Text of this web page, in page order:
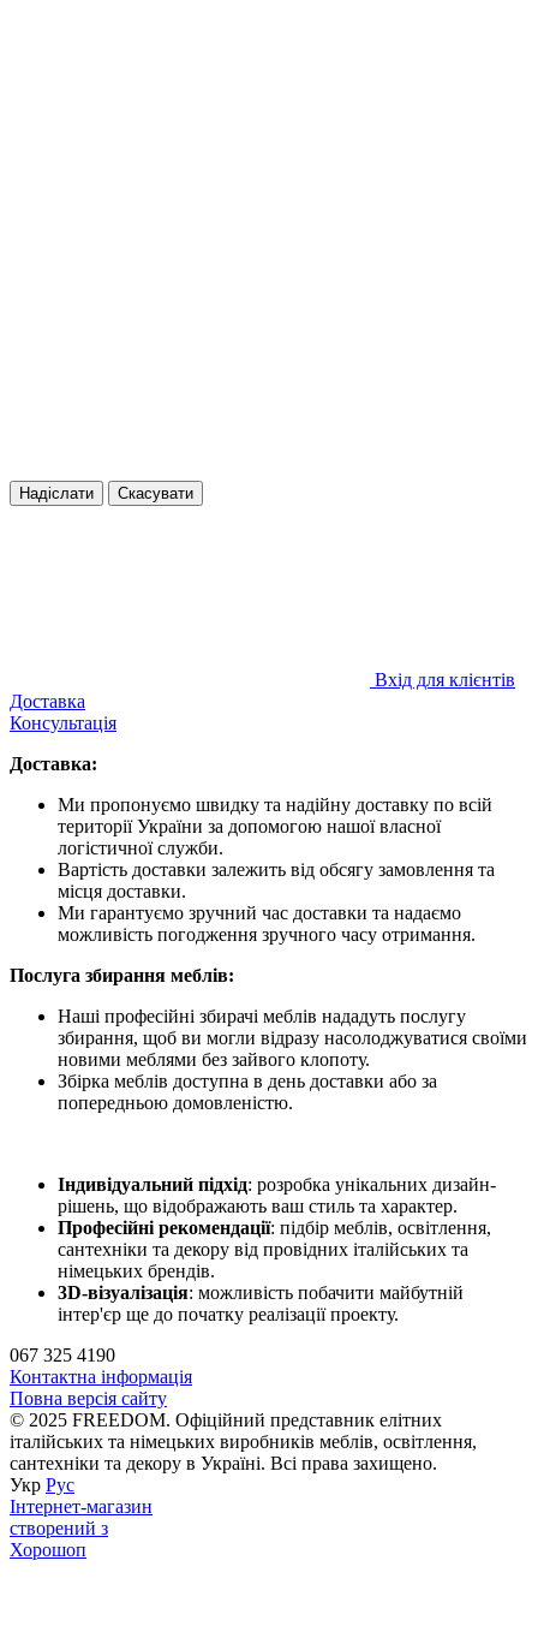
Надіслати Скасувати
Вхід для клієнтів
Доставка
Консультація
Доставка:
Ми пропонуємо швидку та надійну доставку по всій
території України за допомогою нашої власної
логістичної служби.
Вартість доставки залежить від обсягу замовлення та
місця доставки.
Ми гарантуємо зручний час доставки та надаємо
можливість погодження зручного часу отримання.
Послуга збирання меблів:
Наші професійні збирачі меблів нададуть послугу
збирання, щоб ви могли відразу насолоджуватися своїми
новими меблями без зайвого клопоту.
Збірка меблів доступна в день доставки або за
попередньою домовленістю.
Індивідуальний підхід: розробка унікальних дизайн-
рішень, що відображають ваш стиль та характер.
Професійні рекомендації: підбір меблів, освітлення,
сантехніки та декору від провідних італійських та
німецьких брендів.
3D-візуалізація: можливість побачити майбутній
інтер'єр ще до початку реалізації проекту.
067 325 4190
Контактна інформація
Повна версія сайту
© 2025 FREEDOM. Офіційний представник елітних
італійських та німецьких виробників меблів, освітлення,
сантехніки та декору в Україні. Всі права захищено.
Укр Рус
Інтернет-магазин
створений з
Хорошоп